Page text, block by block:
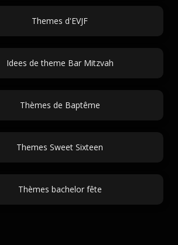
Themes d'EVJF
Idees de theme Bar Mitzvah
Thèmes de Baptême
Themes Sweet Sixteen
Thèmes bachelor fête